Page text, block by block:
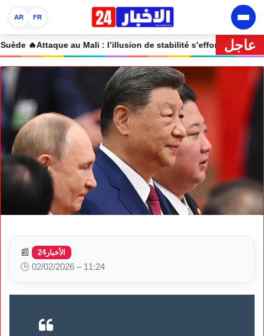
AR FR
عاجل 🔥 Attaque au Mali : l’illusion de stabilité s’effondre
📰 الأخبار24
🕒 02/02/2026 – 11:24